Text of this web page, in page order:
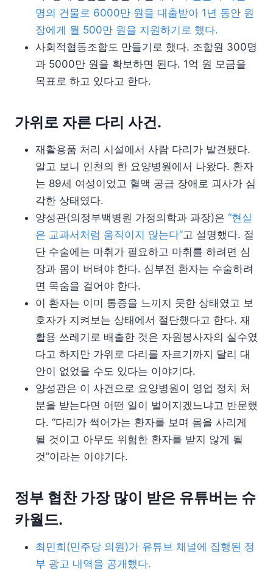
명의 건물로 6000만 원을 대출받아 1년 동안 원
장에게 월 500만 원을 지원하기로 했다.
사회적협동조합도 만들기로 했다. 조합원 300명
과 5000만 원을 확보하면 된다. 1억 원 모금을
목표로 하고 있다고 한다.
가위로 자른 다리 사건.
재활용품 처리 시설에서 사람 다리가 발견됐다.
알고 보니 인천의 한 요양병원에서 나왔다. 환자
는 89세 여성이었고 혈액 공급 장애로 괴사가 심
각한 상태였다.
양성관(의정부백병원 가정의학과 과장)은 “현실
은 교과서처럼 움직이지 않는다”고 설명했다. 절
단 수술에는 마취가 필요하고 마취를 하려면 심
장과 몸이 버텨야 한다. 심부전 환자는 수술하려
면 목숨을 걸어야 한다.
이 환자는 이미 통증을 느끼지 못한 상태였고 보
호자가 지켜보는 상태에서 절단했다고 한다. 재
활용 쓰레기로 배출한 것은 자원봉사자의 실수였
다고 하지만 가위로 다리를 자르기까지 달리 대
안이 없었을 수도 있다는 이야기다.
양성관은 이 사건으로 요양병원이 영업 정치 처
분을 받는다면 어떤 일이 벌어지겠느냐고 반문했
다. “다리가 썩어가는 환자를 보며 몸을 사리게
될 것이고 아무도 위험한 환자를 받지 않게 될
것”이라는 이야기다.
정부 협찬 가장 많이 받은 유튜버는 슈
카월드.
최민희(민주당 의원)가 유튜브 채널에 집행된 정
부 광고 내역을 공개했다.